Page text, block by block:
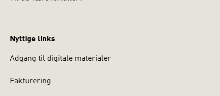
Nyttige links
Adgang til digitale materialer
Fakturering